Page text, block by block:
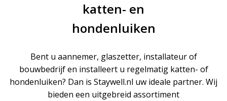
katten- en
hondenluiken
Bent u aannemer, glaszetter, installateur of
bouwbedrijf en installeert u regelmatig katten- of
hondenluiken? Dan is Staywell.nl uw ideale partner. Wij
bieden een uitgebreid assortiment